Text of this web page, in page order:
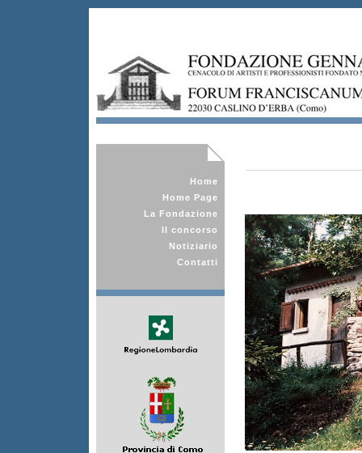
Home
Home Page
La Fondazione
Il concorso
Notiziario
Contatti